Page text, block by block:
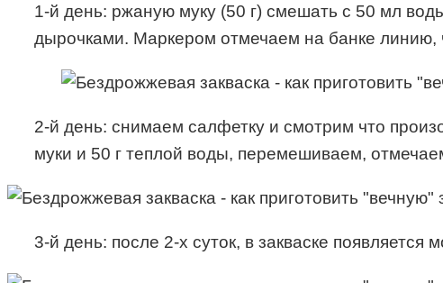
1-й день: ржаную муку (50 г) смешать с 50 мл
дырочками. Маркером отмечаем на банке линию,
2-й день: снимаем салфетку и смотрим что
муки и 50 г теплой воды, перемешиваем,
3-й день: после 2-х суток, в закваске появляется